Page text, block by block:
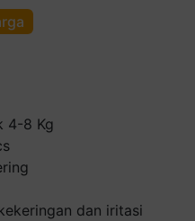
4-8 Kg
dan iritasi